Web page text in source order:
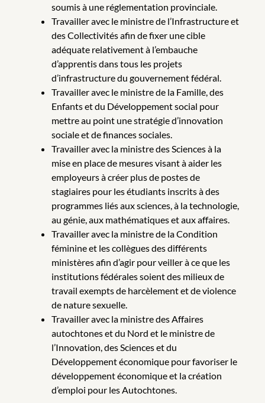
soumis à une réglementation provinciale.
Travailler avec le ministre de l’Infrastructure et
des Collectivités afin de fixer une cible
adéquate relativement à l’embauche
d’apprentis dans tous les projets
d’infrastructure du gouvernement fédéral.
Travailler avec le ministre de la Famille, des
Enfants et du Développement social pour
mettre au point une stratégie d’innovation
sociale et de finances sociales.
Travailler avec la ministre des Sciences à la
mise en place de mesures visant à aider les
employeurs à créer plus de postes de
stagiaires pour les étudiants inscrits à des
programmes liés aux sciences, à la technologie,
au génie, aux mathématiques et aux affaires.
Travailler avec la ministre de la Condition
féminine et les collègues des différents
ministères afin d’agir pour veiller à ce que les
institutions fédérales soient des milieux de
travail exempts de harcèlement et de violence
de nature sexuelle.
Travailler avec la ministre des Affaires
autochtones et du Nord et le ministre de
l’Innovation, des Sciences et du
Développement économique pour favoriser le
développement économique et la création
d’emploi pour les Autochtones.